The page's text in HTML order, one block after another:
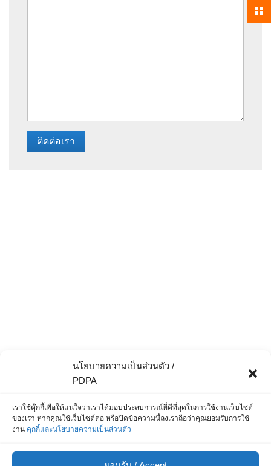
นโยบายความเป็นส่วนตัว /
PDPA
เราใช้คุ๊กกี้เพื่อให้แน่ใจว่าเราได้มอบประสบการณ์ที่ดีที่สุดในการใช้งานเว็บไซต์
ของเรา หากคุณใช้เว็บไซต์ต่อ หรือปิดข้อความนี้ลงเราถือว่าคุณยอมรับการใช้
งาน คุกกี้และนโยบายความเป็นส่วนตัว
ติดต่อเรา